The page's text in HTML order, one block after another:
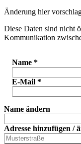
Änderung hier
Diese Daten sind nicht
Kommunikation
Name *
E-Mail *
Name ändern
Adresse hinzufügen /